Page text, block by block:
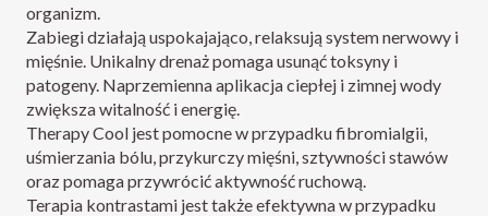
organizm.
Zabiegi działają uspokajająco, relaksują system nerwowy i
mięśnie. Unikalny drenaż pomaga usunąć toksyny i
patogeny. Naprzemienna aplikacja ciepłej i zimnej wody
zwiększa witalność i energię.
Therapy Cool jest pomocne w przypadku fibromialgii,
uśmierzania bólu, przykurczy mięśni, sztywności stawów
oraz pomaga przywrócić aktywność ruchową.
Terapia kontrastami jest także efektywna w przypadku